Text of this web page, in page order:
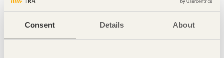
Consent Details About
förklaring, tillsammans med alla andra, får man när man
vid sjön Trummen i Växjö. Här finns träkänslan. Den finns i
doften, i tystnaden, i luften, i helheten. De fyra husen är helt